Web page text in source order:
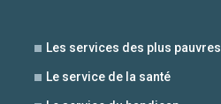
Les services des plus pauvres
Le service de la santé